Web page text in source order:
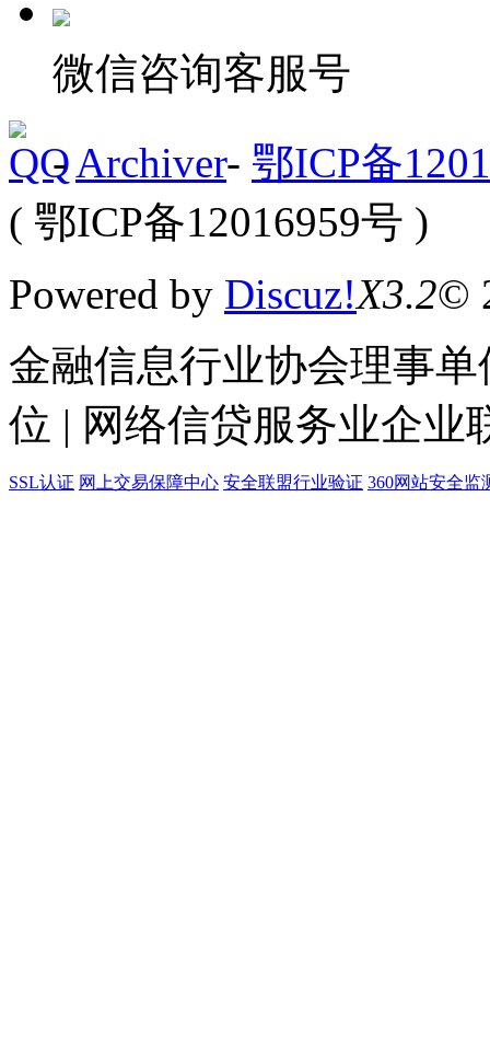
微信咨询客服号
- Archiver- 鄂ICP备
( 鄂ICP备12016959号 )
Powered by Discuz!X3.2©
金融信息行业协会理事
位 | 网络信贷服务业企业
SSL认证 网上交易保障中心 安全联盟行业验证 360网站安全监